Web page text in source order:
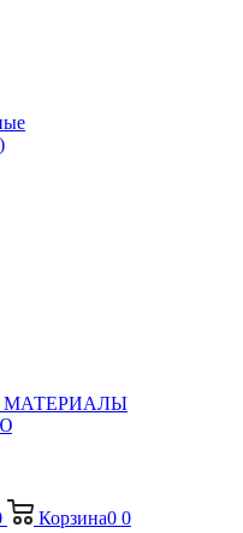
Корзина0 0